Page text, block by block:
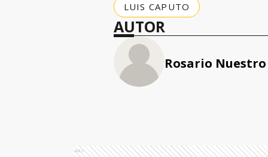
LUIS CAPUTO
AUTOR
Rosario Nuestro
Ads